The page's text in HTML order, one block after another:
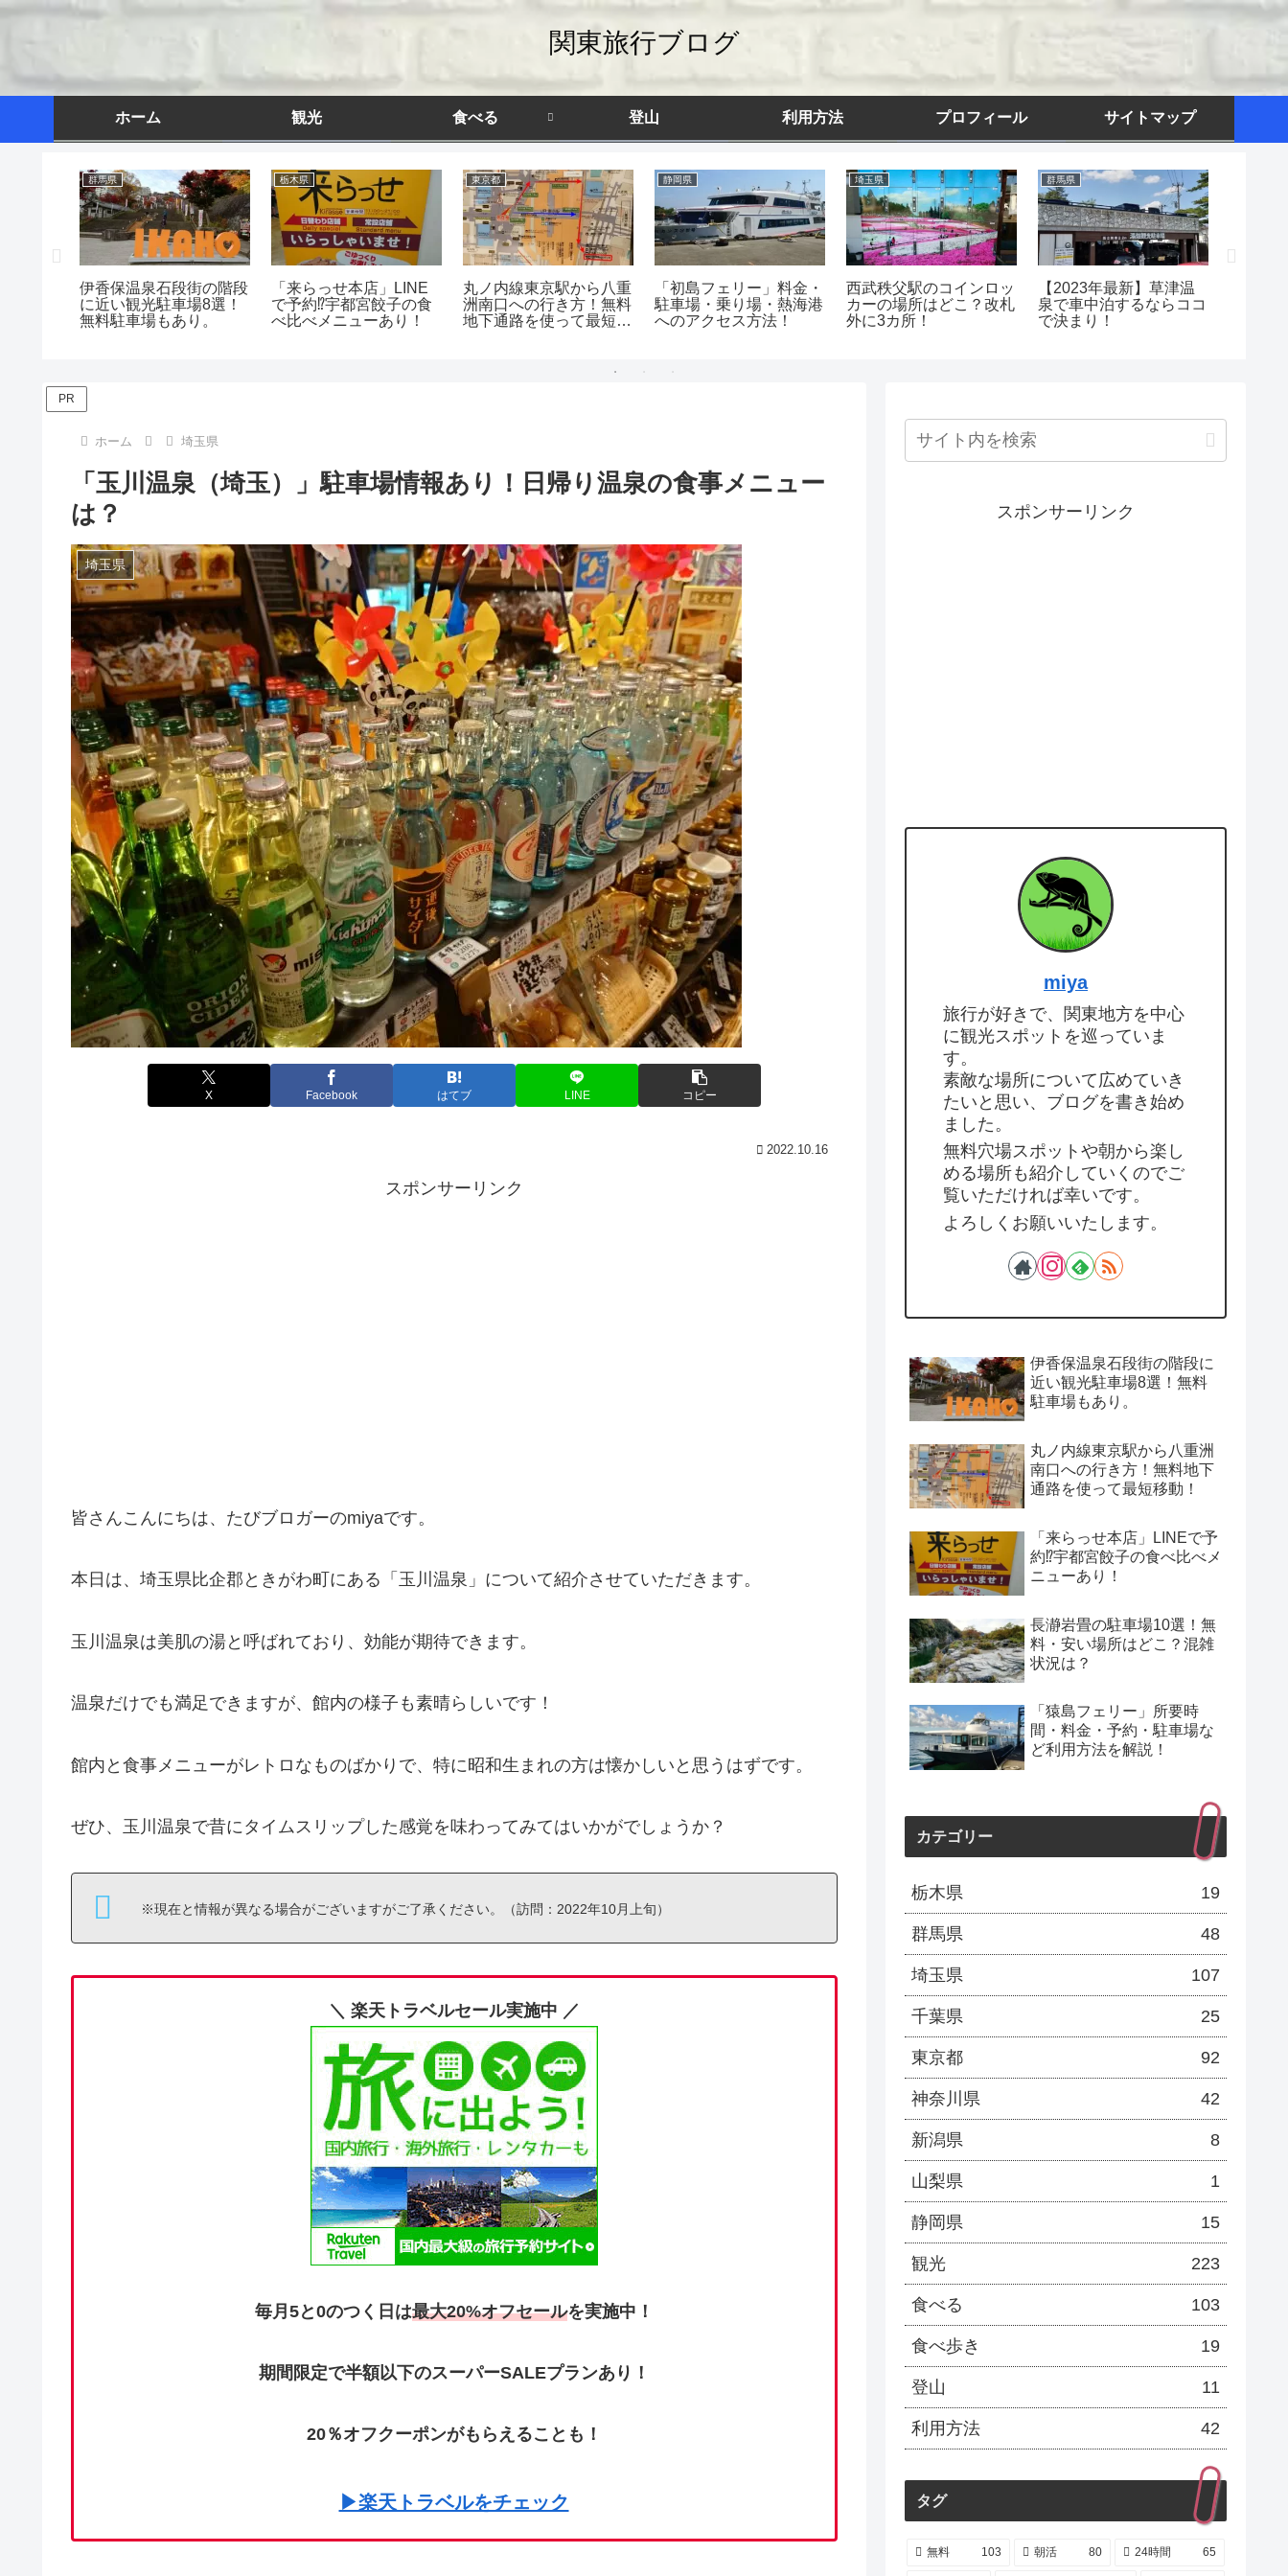
関東旅行ブログ
ホーム 観光 食べる 登山 利用方法 プロフィール サイトマップ
群馬県
伊香保温泉石段街の階段
に近い観光駐車場8選！
無料駐車場もあり。
栃木県
「来らっせ本店」LINE
で予約⁉宇都宮餃子の食
べ比べメニューあり！
東京都
丸ノ内線東京駅から八重
洲南口への行き方！無料
地下通路を使って最短移
静岡県
「初島フェリー」料金・
駐車場・乗り場・熱海港
へのアクセス方法！
埼玉県
西武秩父駅のコインロッ
カーの場所はどこ？改札
外に3カ所！
群馬県
【2023年最新】草津温
泉で車中泊するならココ
で決まり！
PR
ホーム 埼玉県
「玉川温泉（埼玉）」駐車場情報あり！日帰り温泉の食事メニュー
は？
埼玉県
X Facebook はてブ LINE コピー
2022.10.16
スポンサーリンク
皆さんこんにちは、たびブロガーのmiyaです。
本日は、埼玉県比企郡ときがわ町にある「玉川温泉」について紹介させていただきます。
玉川温泉は美肌の湯と呼ばれており、効能が期待できます。
温泉だけでも満足できますが、館内の様子も素晴らしいです！
館内と食事メニューがレトロなものばかりで、特に昭和生まれの方は懐かしいと思うはずです。
ぜひ、玉川温泉で昔にタイムスリップした感覚を味わってみてはいかがでしょうか？
※現在と情報が異なる場合がございますがご了承ください。（訪問：2022年10月上旬）
＼ 楽天トラベルセール実施中 ／
毎月5と0のつく日は最大20%オフセールを実施中！
期間限定で半額以下のスーパーSALEプランあり！
20％オフクーポンがもらえることも！
▶楽天トラベルをチェック
スポンサーリンク
miya
旅行が好きで、関東地方を中心
に観光スポットを巡っていま
す。
素敵な場所について広めていき
たいと思い、ブログを書き始め
ました。
無料穴場スポットや朝から楽し
める場所も紹介していくのでご
覧いただければ幸いです。
よろしくお願いいたします。
伊香保温泉石段街の階段に
近い観光駐車場8選！無料
駐車場もあり。
丸ノ内線東京駅から八重洲
南口への行き方！無料地下
通路を使って最短移動！
「来らっせ本店」LINEで予
約⁉宇都宮餃子の食べ比べメ
ニューあり！
長瀞岩畳の駐車場10選！無
料・安い場所はどこ？混雑
状況は？
「猿島フェリー」所要時
間・料金・予約・駐車場な
ど利用方法を解説！
カテゴリー
栃木県 19
群馬県 48
埼玉県 107
千葉県 25
東京都 92
神奈川県 42
新潟県 8
山梨県 1
静岡県 15
観光 223
食べる 103
食べ歩き 19
登山 11
利用方法 42
タグ
無料 103 朝活 80 24時間 65